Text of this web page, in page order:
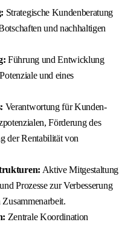
Strategische Kundenberatung
und nachhaltigen
Führung und Entwicklung
und eines
Verantwortung für Kunden-
Förderung des
der Rentabilität von
Aktive Mitgestaltung
Prozesse zur Verbesserung
Zentrale Koordination